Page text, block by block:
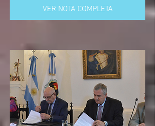
VER NOTA COMPLETA